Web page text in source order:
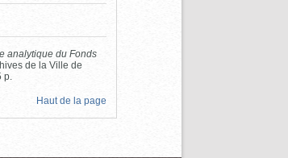
analytique du Fonds
de la Ville de
p.
Haut de la page